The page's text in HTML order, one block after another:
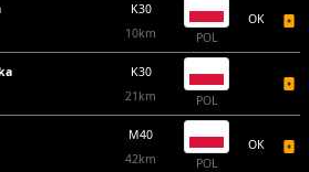
K30
10km
POL
OK
K30
21km
POL
M40
42km
POL
OK